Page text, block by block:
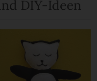
DIY-Ideen